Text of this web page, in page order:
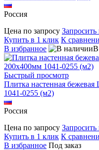
Россия
Цена по запросу Запросить
Купить в 1 клик К
В избранное
В
Быстрый просмотр
Плитка настенная
1041-0255 (м2)
Россия
Цена по запросу Запросить
Купить в 1 клик К
В избранное Под заказ